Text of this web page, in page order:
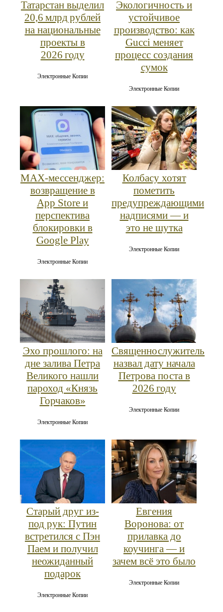
Татарстан выделил
20,6 млрд рублей
на национальные
проекты в
2026 году
Электронные Копии
Экологичность и
устойчивое
производство: как
Gucci меняет
процесс создания
сумок
Электронные Копии
MAX‑мессенджер:
возвращение в
App Store и
перспектива
блокировки в
Google Play
Электронные Копии
Колбасу хотят
пометить
предупреждающими
надписями — и
это не шутка
Электронные Копии
Эхо прошлого: на
дне залива Петра
Великого нашли
пароход «Князь
Горчаков»
Электронные Копии
Священнослужитель
назвал дату начала
Петрова поста в
2026 году
Электронные Копии
Старый друг из-
под рук: Путин
встретился с Пэн
Паем и получил
неожиданный
подарок
Электронные Копии
Евгения
Воронова: от
прилавка до
коучинга — и
зачем всё это было
Электронные Копии